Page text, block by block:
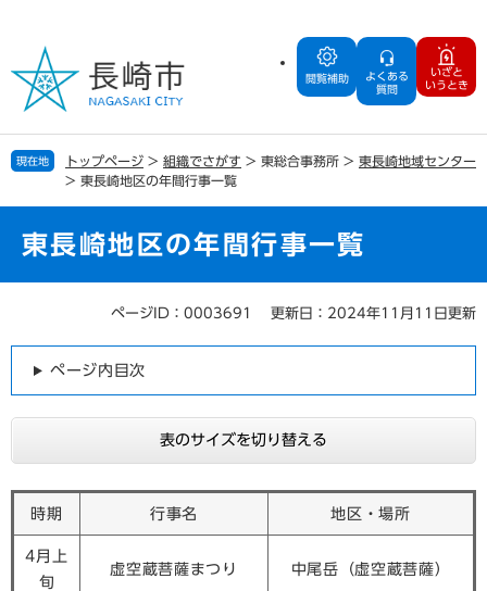
の
で
す
ー
ば
し
閲覧補助
よくある
質問
いざと
いうとき
現在地 トップページ > 組織でさがす > 東総合事務所 > 東長崎地域センター
> 東長崎地区の年間行事一覧
東長崎地区の年間行事一覧
ページID：0003691 更新日：2024年11月11日更新
ページ内目次
表のサイズを切り替える
時期 行事名 地区・場所
4月上
旬
虚空蔵菩薩まつり 中尾岳（虚空蔵菩薩）